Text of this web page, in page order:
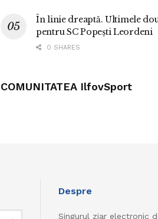
În linie dreaptă. Ultimele
pentru SC Popești Leordeni
0 SHARES
COMUNITATEA IlfovSport
Despre
Singurul ziar electronic